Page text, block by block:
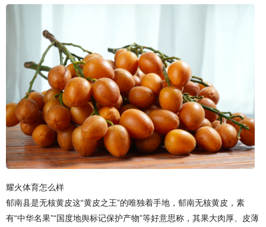
耀火体育怎么样
郁南县是无核黄皮这“黄皮之王”的唯独着手地，郁南无核黄皮，素
有“中华名果”“国度地舆标记保护产物”等好意思称，其果大肉厚、皮薄